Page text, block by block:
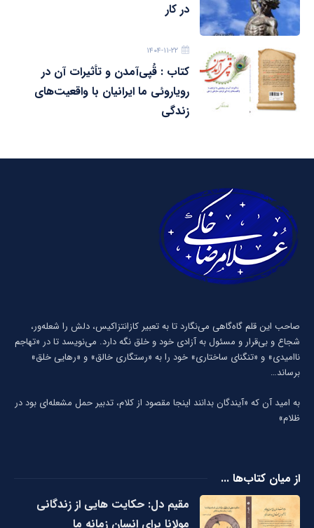
در کار
۱۴۰۴-۱۱-۲۲
کتاب : قُپی‌آمدن و تأثیرات آن در
رویاروئی ما ایرانیان با واقعیت‌های
زندگی
صاحب این قلم گاه‌گاهی می‌نگارد تا به تعبیر كازانتزاكیس، دلش را شعله‌ور،
شجاع و بی‌قرار و مسئول به آزادی خود و خلق نگه دارد. می‌نویسد تا در «تهاجم
ناامیدی» و «تنگنای ساختاری» خود را به «رستگاری خالق» و «رهایی خلق»
برساند…
به امید آن که «آیندگان بدانند اینجا مقصود از کلام، تدبیر حمل مشعله‌ای بود در
ظلام»
از میان کتاب‌ها ...
مقیم دل: حکایت هایی از زندگانی
مولانا برای انسان زمانه ما